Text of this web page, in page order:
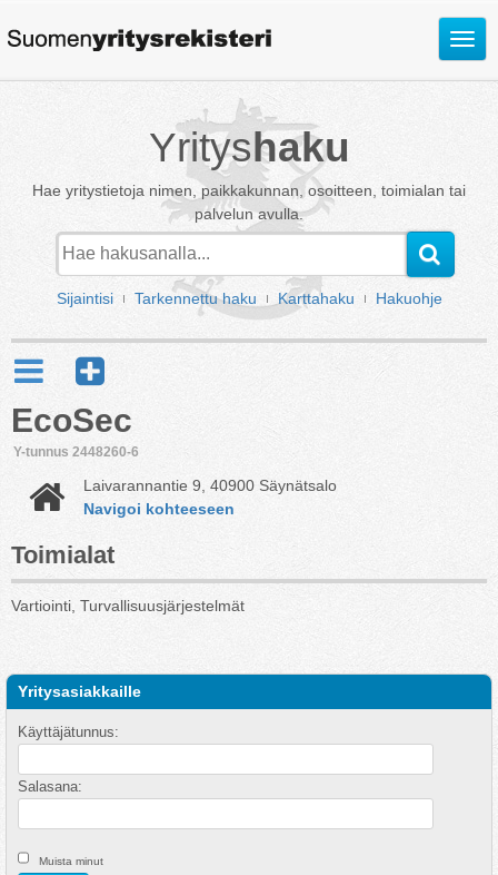
Avaa
Yrityshaku
Hae yritystietoja nimen, paikkakunnan, osoitteen, toimialan tai
palvelun avulla.
Sijaintisi Tarkennettu haku Karttahaku Hakuohje
EcoSec
Y-tunnus 2448260-6
Laivarannantie 9, 40900 Säynätsalo
Navigoi kohteeseen
Toimialat
Vartiointi, Turvallisuusjärjestelmät
Yritysasiakkaille
Käyttäjätunnus:
Salasana:
Muista minut